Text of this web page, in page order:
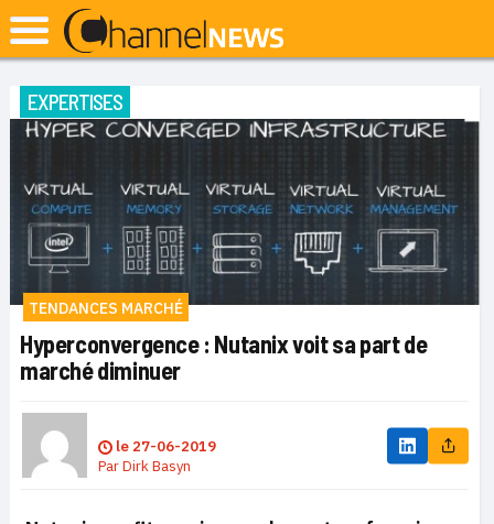
EXPERTISES
TENDANCES MARCHÉ
Hyperconvergence : Nutanix voit sa part de
marché diminuer
le 27-06-2019
ParDirk Basyn